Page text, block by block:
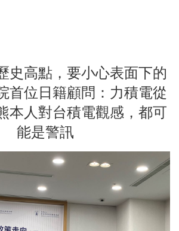
史高點，要小心表面下的
首位日籍顧問：力積電從
本人對台積電觀感，都可
能是警訊